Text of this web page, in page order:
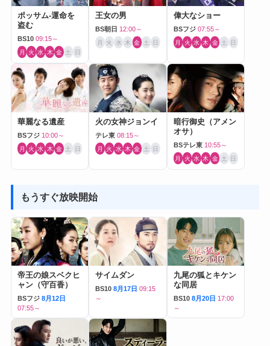
ポッサム-運命を
盗む
BS10 09:15～
月 火 水 木 金 土 日
王女の男
BS朝日 12:00～
月 火 水 木 金 土 日
偉大なショー
BSフジ 07:55～
月 火 水 木 金 土 日
華麗なる遺産
BSフジ 10:00～
月 火 水 木 金 土 日
火の女神ジョンイ
テレ東 08:15～
月 火 水 木 金 土 日
暗行御史（アメン
オサ）
BSテレ東 10:55～
月 火 水 木 金 土 日
もうすぐ放映開始
帝王の娘スベクヒ
ャン（守百香）
BSフジ 8月12日
07:55～
サイムダン
BS10 8月17日 09:15
～
九尾の狐とキケン
な同居
BS10 8月20日 17:00
～